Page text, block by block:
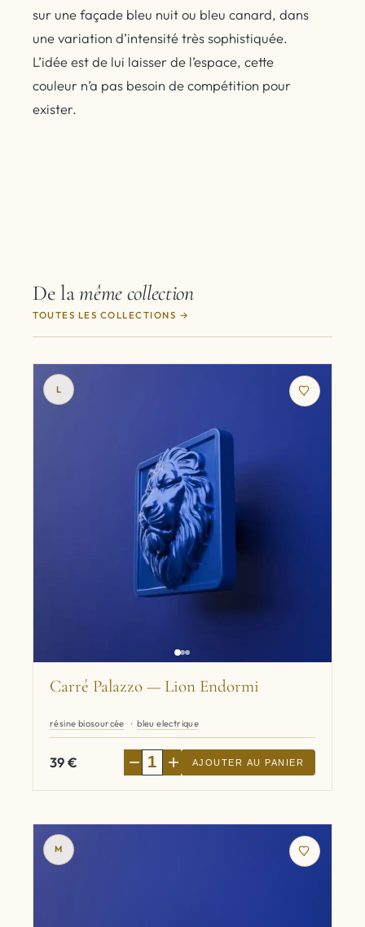
sur une façade bleu nuit ou bleu canard, dans
une variation d’intensité très sophistiquée.
L’idée est de lui laisser de l’espace, cette
couleur n’a pas besoin de compétition pour
exister.
De lamême collection
TOUTES LES COLLECTIONS
L
Carré Palazzo — Lion Endormi
résine biosourcée bleu electrique
39€ − + AJOUTER AU PANIER
M